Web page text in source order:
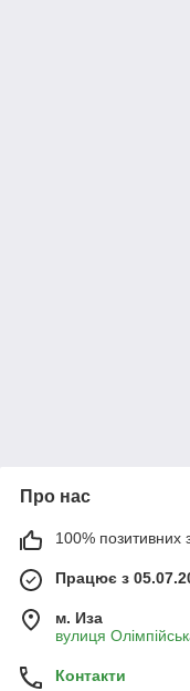
Про нас
100% позитивних з
Працює з
м. Иза
вулиця
Контакти